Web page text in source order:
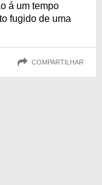
á um tempo
fugido de uma
COMPARTILHAR